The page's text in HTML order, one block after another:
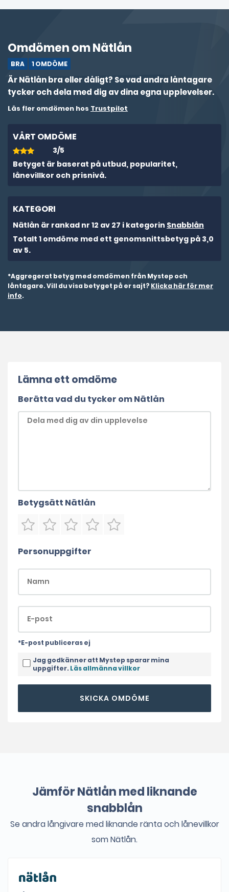
Omdömen om Nätlån
BRA 1 OMDÖME
Är Nätlån bra eller dåligt? Se vad andra låntagare
tycker och dela med dig av dina egna upplevelser.
Läs fler omdömen hos Trustpilot
VÅRT OMDÖME
3/5
Betyget är baserat på utbud, popularitet,
lånevillkor och prisnivå.
KATEGORI
Nätlån är rankad nr 12 av 27 i kategorin Snabblån
Totalt 1 omdöme med ett genomsnittsbetyg på 3,0
av 5.
*Aggregerat betyg med omdömen från Mystep och
låntagare. Vill du visa betyget på er sajt? Klicka här för mer
info.
Lämna ett omdöme
Berätta vad du tycker om Nätlån
Betygsätt Nätlån
Personuppgifter
*E-post publiceras ej
Jag godkänner att Mystep sparar mina
uppgifter. Läs allmänna villkor
SKICKA OMDÖME
Jämför Nätlån med liknande
snabblån
Se andra långivare med liknande ränta och lånevillkor
som Nätlån.